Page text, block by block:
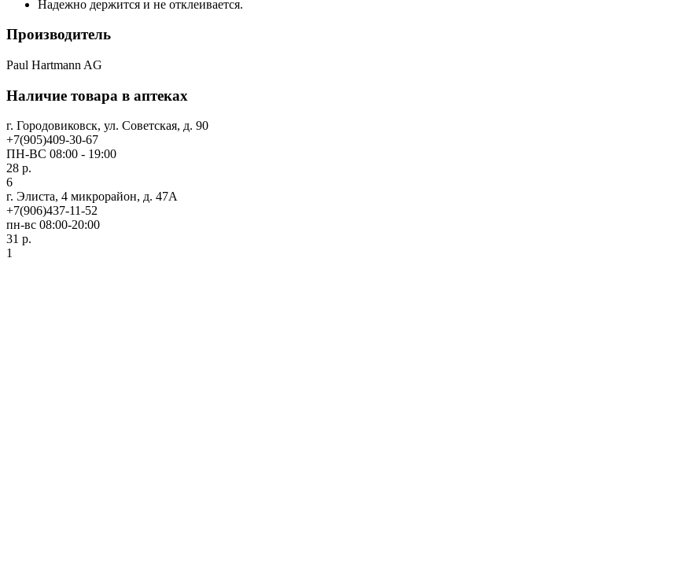
Надежно держится и не отклеивается.
Производитель
Paul Hartmann AG
Наличие товара в аптеках
г. Городовиковск, ул. Советская, д. 90
+7(905)409-30-67
ПН-ВС 08:00 - 19:00
28 р.
6
г. Элиста, 4 микрорайон, д. 47А
+7(906)437-11-52
пн-вс 08:00-20:00
31 р.
1